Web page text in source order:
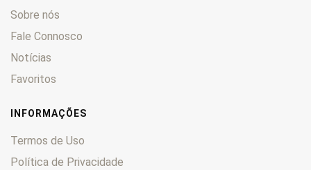
Sobre nós
Fale Connosco
Notícias
Favoritos
INFORMAÇÕES
Termos de Uso
Política de Privacidade